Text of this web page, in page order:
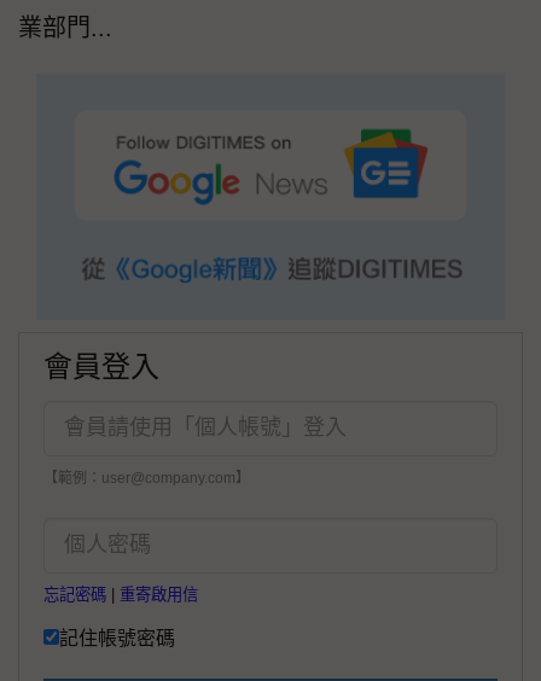
業部門...
會員登入
【範例：user@company.com】
忘記密碼 重寄啟用信
記住帳號密碼